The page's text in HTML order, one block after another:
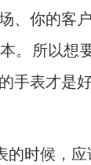
、你的客
。所以想
手表才是好
的时候，